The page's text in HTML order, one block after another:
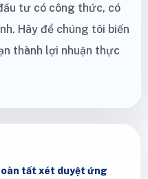
tư có công thức, có
Hãy để chúng tôi biến
thành lợi nhuận thực
tất xét duyệt ứng